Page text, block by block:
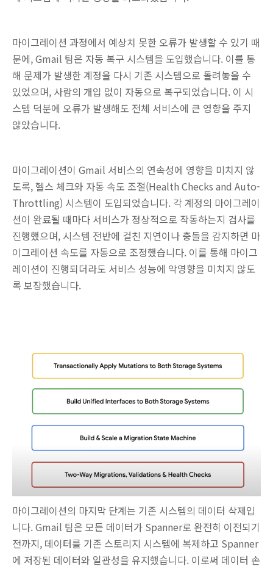
마이그레이션 과정에서 예상치 못한 오류가 발생할 수 있기 때
문에, Gmail 팀은 자동 복구 시스템을 도입했습니다. 이를 통
해 문제가 발생한 계정을 다시 기존 시스템으로 돌려놓을 수
있었으며, 사람의 개입 없이 자동으로 복구되었습니다. 이 시
스템 덕분에 오류가 발생해도 전체 서비스에 큰 영향을 주지
않았습니다.
마이그레이션이 Gmail 서비스의 연속성에 영향을 미치지 않
도록, 헬스 체크와 자동 속도 조절(Health Checks and Auto-
Throttling) 시스템이 도입되었습니다. 각 계정의 마이그레이
션이 완료될 때마다 서비스가 정상적으로 작동하는지 검사를
진행했으며, 시스템 전반에 걸친 지연이나 충돌을 감지하면 마
이그레이션 속도를 자동으로 조정했습니다. 이를 통해 마이그
레이션이 진행되더라도 서비스 성능에 악영향을 미치지 않도
록 보장했습니다.
마이그레이션의 마지막 단계는 기존 시스템의 데이터 삭제입
니다. Gmail 팀은 모든 데이터가 Spanner로 완전히 이전되기
전까지, 데이터를 기존 스토리지 시스템에 복제하고 Spanner
에 저장된 데이터와 일관성을 유지했습니다. 이로써 데이터 손